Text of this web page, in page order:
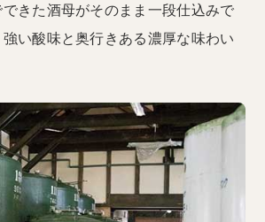
きた酒母がそのまま一段仕込みで
い酸味と奥行きある濃厚な味わい